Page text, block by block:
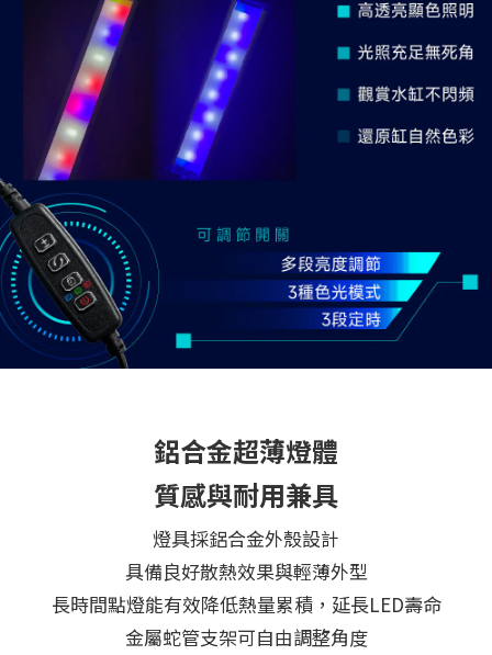
鋁合金超薄燈體
質感與耐用兼具
燈具採鋁合金外殼設計
具備良好散熱效果與輕薄外型
長時間點燈能有效降低熱量累積，延長LED壽命
金屬蛇管支架可自由調整角度